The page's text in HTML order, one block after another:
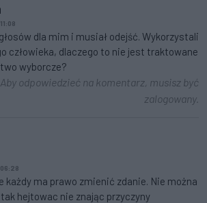
dla mim i musiał odejść. Wykorzystali
człowieka, dlaczego to nie jest traktowane
wyborcze?
Aby odpowiedzieć na komentarz, musisz być
zalogowany.
każdy ma prawo zmienić zdanie. Nie można
hejtowac nie znając przyczyny